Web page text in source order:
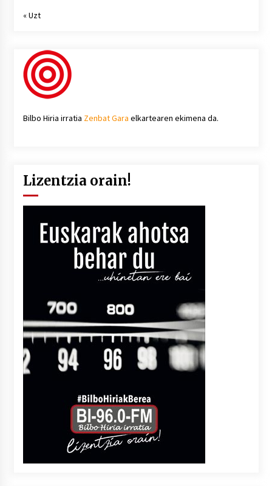
« Uzt
Bilbo Hiria irratia Zenbat Gara elkartearen ekimena da.
Lizentzia orain!